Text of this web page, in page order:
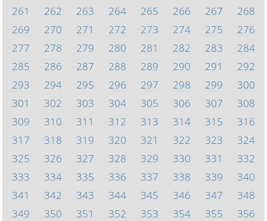
261
262 263 264 265 266 267
268
269
270 271 272 273 274 275
276
277
278 279 280 281 282 283
284
285
286 287 288 289 290 291
292
293
294 295 296 297 298 299
300
301
302 303 304 305 306 307
308
309
310 311 312 313 314 315
316
317
318 319 320 321 322 323
324
325
326 327 328 329 330 331
332
333
334 335 336 337 338 339
340
341
342 343 344 345 346 347
348
349
350 351 352 353 354 355 356